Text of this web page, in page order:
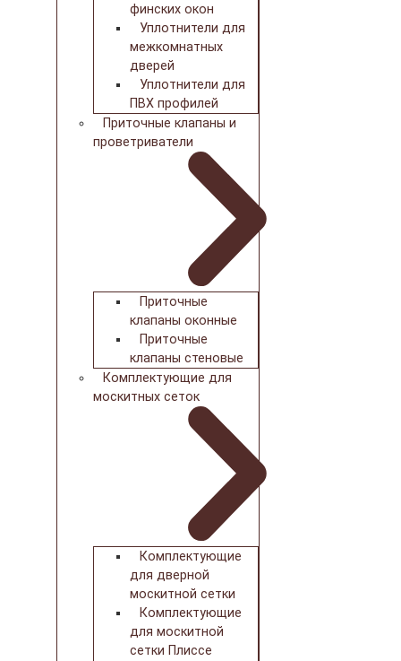
финских окон
Уплотнители для
межкомнатных
дверей
Уплотнители для
ПВХ профилей
Приточные клапаны и
проветриватели
Приточные
клапаны оконные
Приточные
клапаны стеновые
Комплектующие для
москитных сеток
Комплектующие
для дверной
москитной сетки
Комплектующие
для москитной
сетки Плиссе